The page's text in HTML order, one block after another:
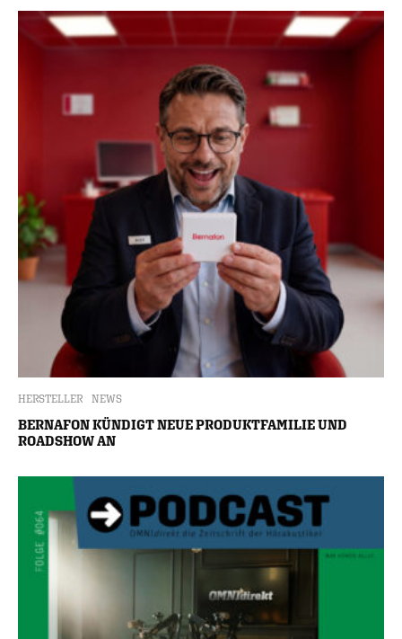
HERSTELLER NEWS
BERNAFON KÜNDIGT NEUE PRODUKTFAMILIE UND
ROADSHOW AN